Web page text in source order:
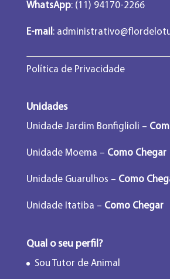
WhatsApp: (11) 94170-2266
E-mail :
Política de Privacidade
Unidades
Unidade Jardim Bonfiglioli –
Unidade Moema – Como Chegar
Unidade Guarulhos – Como
Unidade Itatiba – Como Chegar
Qual o seu perfil?
Sou Tutor de Animal